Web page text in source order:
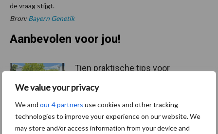
We value your privacy
We and our 4 partners use cookies and other tracking
technologies to improve your experience on our website. We
may store and/or access information from your device and
de vraag stijgt.
Bron: Bayern Genetik
Aanbevolen voor jou!
Tien praktische tips voor
“Vraag naar praktische